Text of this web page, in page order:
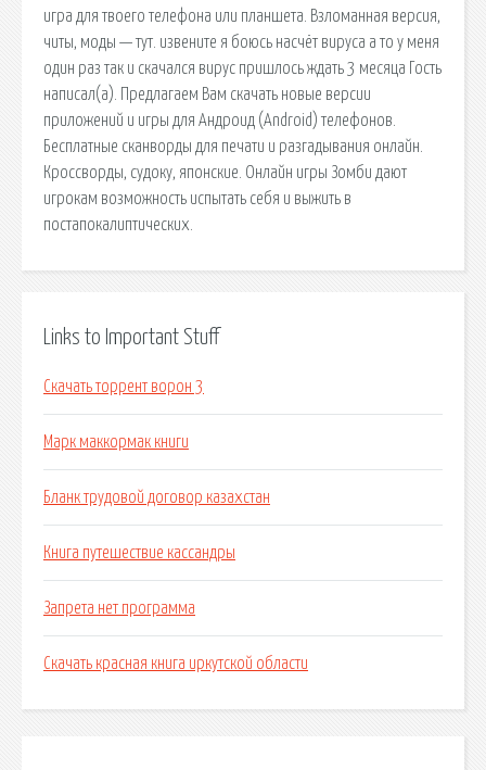
игра для твоего телефона или планшета. Взломанная версия,
читы, моды — тут. извените я боюсь насчёт вируса а то у меня
один раз так и скачался вирус пришлось ждать 3 месяца Гость
написал(а). Предлагаем Вам скачать новые версии
приложений и игры для Андроид (Android) телефонов.
Бесплатные сканворды для печати и разгадывания онлайн.
Кроссворды, судоку, японские. Онлайн игры Зомби дают
игрокам возможность испытать себя и выжить в
постапокалиптических.
Links to Important Stuff
Скачать торрент ворон 3
Марк маккормак книги
Бланк трудовой договор казахстан
Книга путешествие кассандры
Запрета нет программа
Скачать красная книга иркутской области